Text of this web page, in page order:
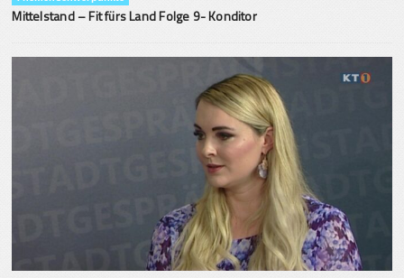
Mittelstand – Fit fürs Land Folge 9- Konditor